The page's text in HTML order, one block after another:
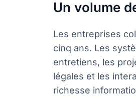
Un volume
Les entreprises
cinq ans. Les
entretiens, les
légales et les
richesse